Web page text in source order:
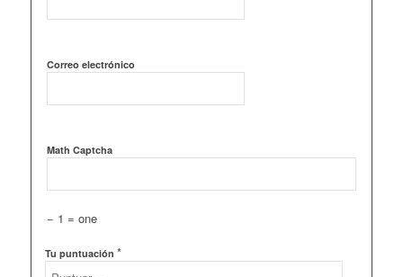
Correo electrónico
Math Captcha
− 1 = one
Tu puntuación *